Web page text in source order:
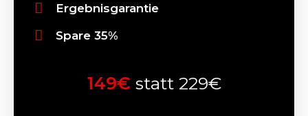
Ergebnisgarantie
Spare 35%
149€ statt 229€